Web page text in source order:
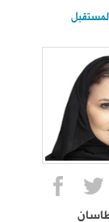
المستقبل